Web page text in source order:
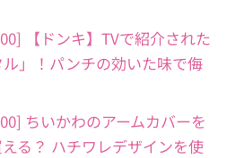
【ドンキ】TVで紹介された
ル」！パンチの効いた味で侮
ちいかわのアームカバーを
る？ ハチワレデザインを使